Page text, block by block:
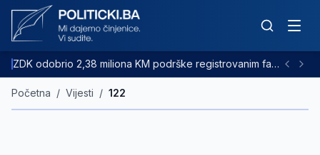
ZDK odobrio 2,38 miliona KM podrške registrovanim farmama goveda
Početna / Vijesti / 122